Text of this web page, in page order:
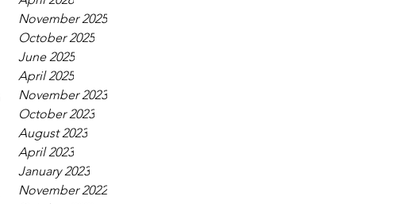
November 2025
October 2025
June 2025
April 2025
November 2023
October 2023
August 2023
April 2023
January 2023
November 2022